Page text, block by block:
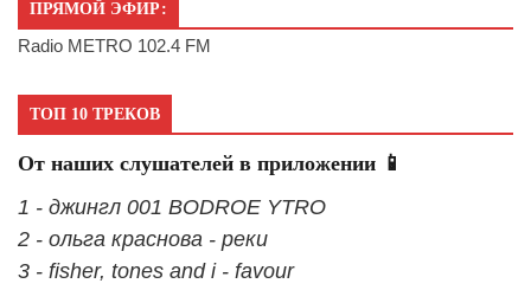
ПРЯМОЙ ЭФИР:
Radio METRO 102.4 FM
ТОП 10 ТРЕКОВ
От наших слушателей в приложении 📱
1 - джингл 001 BODROE YTRO
2 - ольга краснова - реки
3 - fisher, tones and i - favour